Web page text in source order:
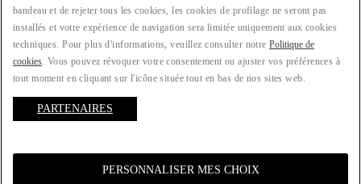
LANGUE : FRANÇAIS
Verona: 00157690207 | N. REA: VR - 383290 | Capitale sociale: Euro
1.275.000,00 | Società soggetta a direzione e coordinamento di Oniverse
bandeau et de rejeter tous les cookies, les cookies de profilage ne seront pas
installés et votre expérience de navigation sera limitée uniquement aux cookies
techniques. Pour plus d'informations, veuillez consulter notrePolitique de
cookies. Vous pouvez révoquer votre consentement ou ajuster vos préférences à
tout moment en cliquant sur l'icône située tout en bas de nos sites web.
PARTENAIRES
PERSONNALISER MES CHOIX